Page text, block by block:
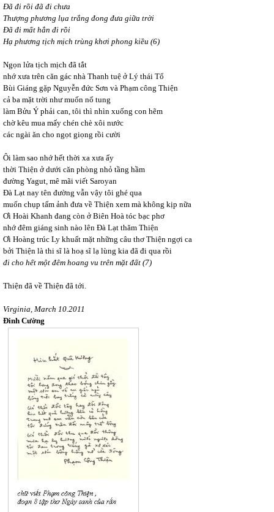
Đã đi rồi đã đi chưa
Thượng phương lụa trắng đong đưa giữa trời
Đã đi mất hẳn đi rồi
Hạ phương tịch mịch trùng khơi phong kiều (6)
Ngọn lửa tịch mịch đã tắt
nhớ xưa trên căn gác nhà Thanh tuệ ở Lý thái Tổ
Bùi Giáng gặp Nguyễn đức Sơn và Phạm công Thiện
cả ba mặt trời như muốn nổ tung
làm Bửu Ý phải can, tôi thì nhìn xuống con hẽm
chờ kêu mua mấy chén chè xôi nước
các ngài ăn cho ngọt giọng rồi cười
Ôi làm sao nhớ hết thời xa xưa ấy
thời Thiện ở dưới căn phòng nhỏ tầng hầm
đường Yagut, mê mãi viết Saroyan
Đà Lạt nay tên đường vẫn vậy tôi ghé qua
muốn chụp tấm ảnh đưa về Thiện xem mà không kịp nữa
Ơi Hoài Khanh đang còn ở Biên Hoà tóc bạc phơ
nhớ đêm giáng sinh nào lên Đà Lạt thăm Thiện
Ơi Hoàng trúc Ly khuất mặt những câu thơ Thiện ngợi ca
bởi Thiện là thi sĩ là hoạ sĩ lạ lùng kia đã đi qua rồi
đi cho hết một đêm hoang vu trên mặt đất (7)
Thiện đã về Thiện đã tới.
Virginia, March 10.2011
Đinh Cường